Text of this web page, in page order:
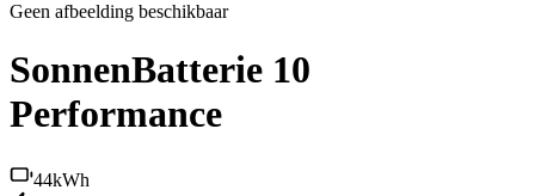
Geen afbeelding beschikbaar
SonnenBatterie 10
Performance
44kWh